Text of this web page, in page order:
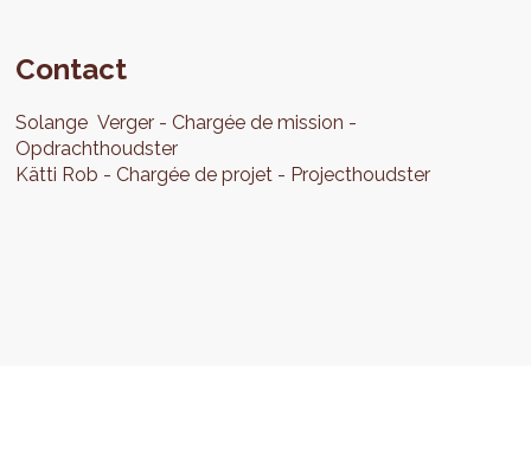
Contact
Solange Verger
Chargée de mission
Opdrachthoudster
Kätti Rob Chargée de projet Projecthoudster